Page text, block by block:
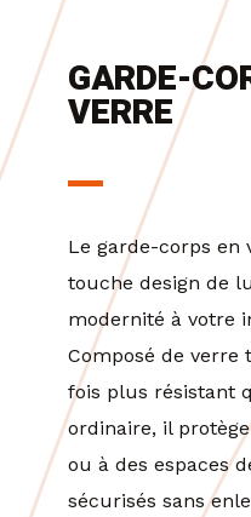
GARDE-
VERRE
Le garde-corps en
touche design de
modernité à votre
Composé de verre
fois plus résistant
ordinaire, il protège
ou à des espaces
sécurisés sans